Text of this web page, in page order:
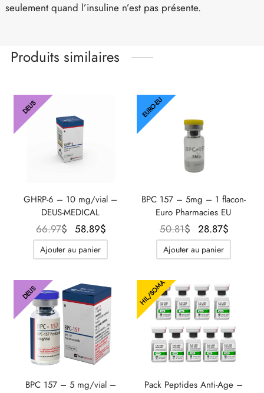
seulement quand l’insuline n’est pas présente.
Produits similaires
DEUS
GHRP-6 – 10 mg/vial –
DEUS-MEDICAL
66.97$ Le prix
initial
était :
58.89$
Ajouter au panier
EURO-EU
BPC 157 – 5mg – 1 flacon-
Euro Pharmacies EU
50.81$ Le prix
initial
était :
28.87$
Ajouter au panier
DEUS
BPC 157 – 5 mg/vial –
HIL/SOMA
Pack Peptides Anti-Age –